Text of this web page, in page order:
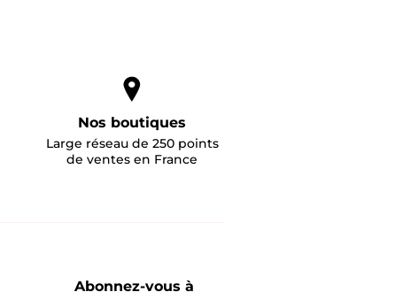
Nos boutiques
Large réseau de 250 points
de ventes en France
Abonnez-vous à